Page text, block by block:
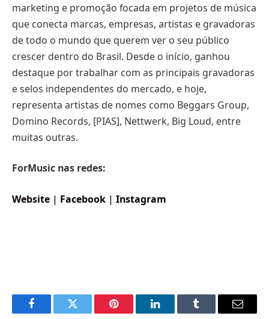
marketing e promoção focada em projetos de música
que conecta marcas, empresas, artistas e gravadoras
de todo o mundo que querem ver o seu público
crescer dentro do Brasil. Desde o início, ganhou
destaque por trabalhar com as principais gravadoras
e selos independentes do mercado, e hoje,
representa artistas de nomes como Beggars Group,
Domino Records, [PIAS], Nettwerk, Big Loud, entre
muitas outras.
ForMusic nas redes:
Website | Facebook | Instagram
FacebookTwitter Pinterest LinkedInTumblr Email